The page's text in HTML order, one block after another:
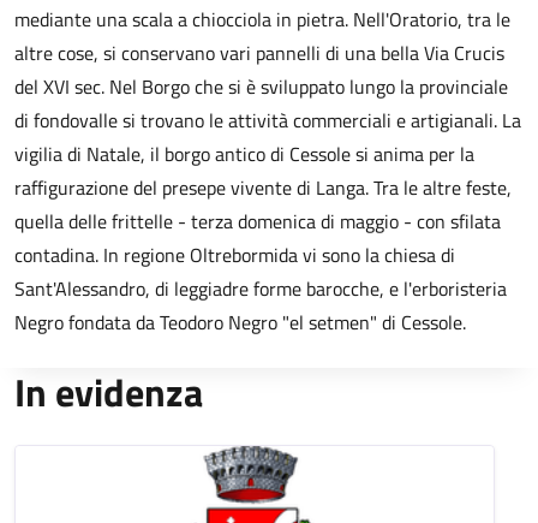
mediante una scala a chiocciola in pietra. Nell'Oratorio, tra le
altre cose, si conservano vari pannelli di una bella Via Crucis
del XVI sec. Nel Borgo che si è sviluppato lungo la provinciale
di fondovalle si trovano le attività commerciali e artigianali. La
vigilia di Natale, il borgo antico di Cessole si anima per la
raffigurazione del presepe vivente di Langa. Tra le altre feste,
quella delle frittelle - terza domenica di maggio - con sfilata
contadina. In regione Oltrebormida vi sono la chiesa di
Sant'Alessandro, di leggiadre forme barocche, e l'erboristeria
Negro fondata da Teodoro Negro "el setmen" di Cessole.
In evidenza